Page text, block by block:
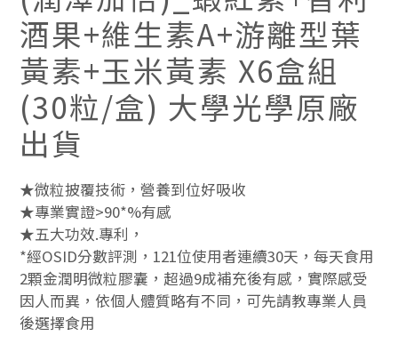
酒果+維生素A+游離型葉
黃素+玉米黃素 X6盒組
(30粒/盒) 大學光學原廠
出貨
★微粒披覆技術，營養到位好吸收
★專業實證>90*%有感
★五大功效.專利，
*經OSID分數評測，121位使用者連續30天，每天食用
2顆金潤明微粒膠囊，超過9成補充後有感，實際感受
因人而異，依個人體質略有不同，可先請教專業人員
後選擇食用